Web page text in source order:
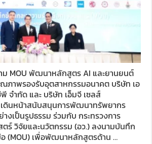
ม MOU พัฒนาหลักสูตร AI และยานยนต์
ภาพรองรับอุตสาหกรรมอนาคต บริษัท เอ
จำกัด และ บริษัท เอ็มจี เซลส์
เดินหน้าสนับสนุนการพัฒนาทรัพยากร
งเป็นรูปธรรม ร่วมกับ กระทรวงการ
ร์ วิจัยและนวัตกรรม (อว.) ลงนามบันทึก
(MOU) เพื่อพัฒนาหลักสูตรด้าน …